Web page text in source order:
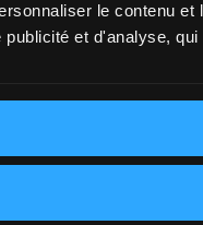
le contenu
et d'analyse,